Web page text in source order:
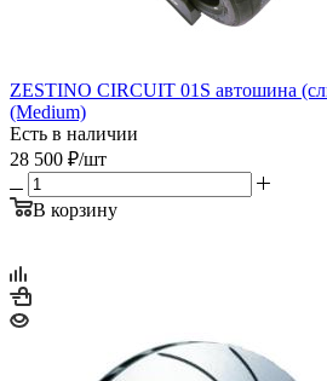
ZESTINO CIRCUIT 01S автошина
(Medium)
Есть в наличии
28 500 ₽/шт
В корзину